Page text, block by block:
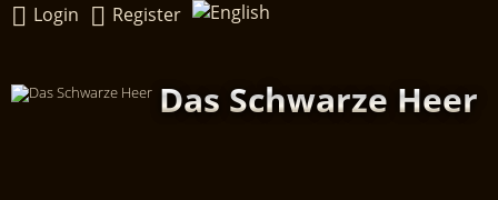
Login Register
Das Schwarze Heer